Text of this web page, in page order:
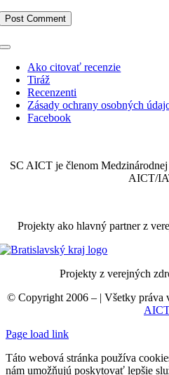
Toggle
NavigationAko citovať recenzie
Tiráž
Recenzenti
Zásady ochrany osobných
Facebook
SC AICT je členom
AICT/
Projekty ako hlavný partner z
Projekty z verejných
© Copyright 2006 – | Všetky práva
Page load link
Táto webová stránka používa
nám umožňujú poskytovať lepšie